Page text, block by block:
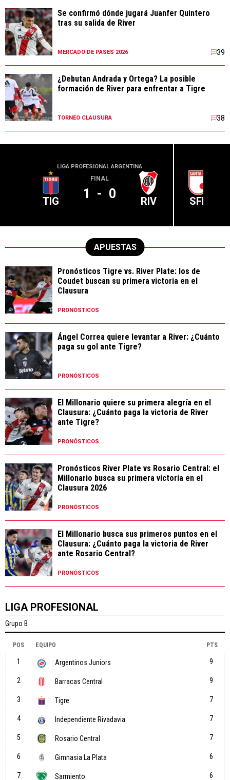
Se confirmó dónde jugará Juanfer Quintero
tras su salida de River
MERCADO DE PASES 2026 39
¿Debutan Andrada y Ortega? La posible
formación de River para enfrentar a Tigre
TORNEO CLAUSURA 38
LIGA PROFESIONAL ARGENTINA
TIG
FINAL
1 - 0 RIV SFE
APUESTAS
Pronósticos Tigre vs. River Plate: los de
Coudet buscan su primera victoria en el
Clausura
PRONÓSTICOS
Ángel Correa quiere levantar a River: ¿Cuánto
paga su gol ante Tigre?
PRONÓSTICOS
El Millonario quiere su primera alegría en el
Clausura: ¿Cuánto paga la victoria de River
ante Tigre?
PRONÓSTICOS
Pronósticos River Plate vs Rosario Central: el
Millonario busca su primera victoria en el
Clausura 2026
PRONÓSTICOS
El Millonario busca sus primeros puntos en el
Clausura: ¿Cuánto paga la victoria de River
ante Rosario Central?
PRONÓSTICOS
LIGA PROFESIONAL